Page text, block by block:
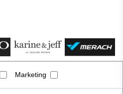
Marketing